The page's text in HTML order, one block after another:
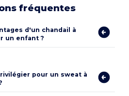
fréquentes
d'un chandail à
un enfant ?
pour un sweat à